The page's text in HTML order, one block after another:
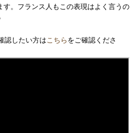
す。フランス人もこの表現はよく言うの
認したい方はこちらをご確認くださ